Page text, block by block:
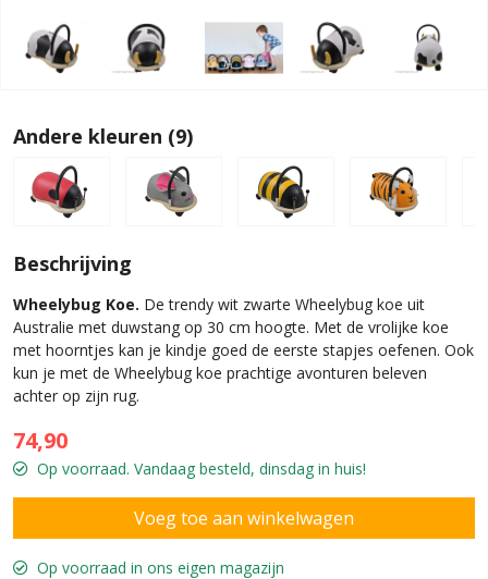
Andere kleuren (9)
Beschrijving
Wheelybug Koe. De trendy wit zwarte Wheelybug koe uit
Australie met duwstang op 30 cm hoogte. Met de vrolijke koe
met hoorntjes kan je kindje goed de eerste stapjes oefenen. Ook
kun je met de Wheelybug koe prachtige avonturen beleven
achter op zijn rug.
74,90
Op voorraad. Vandaag besteld, dinsdag in huis!
Op voorraad in ons eigen magazijn